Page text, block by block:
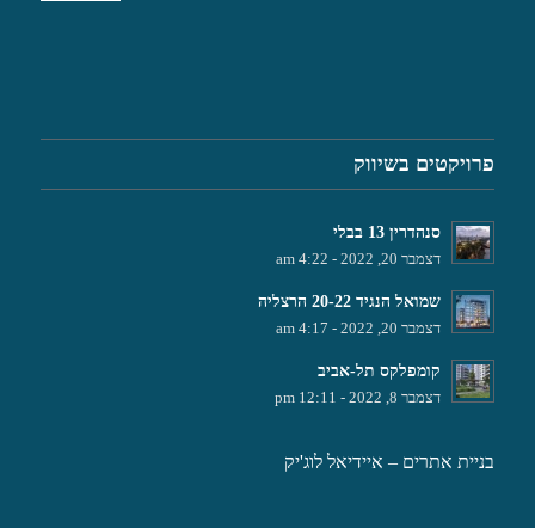
פרויקטים בשיווק
סנהדרין 13 בבלי
דצמבר 20, 2022 - 4:22 am
שמואל הנגיד 20-22 הרצליה
דצמבר 20, 2022 - 4:17 am
קומפלקס תל-אביב
דצמבר 8, 2022 - 12:11 pm
בניית אתרים – איידיאל לוג'יק